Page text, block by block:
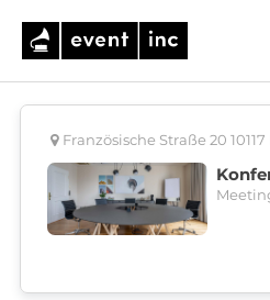
Französische Straße 20